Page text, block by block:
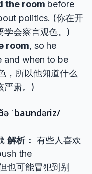
the room before
politics. (你在开
学会察言观色。)
room, so he
and when to be
，所以他知道什么
严肃。)
ˈbaʊndəriz/
解析： 有些人喜欢
the
也可能冒犯到别